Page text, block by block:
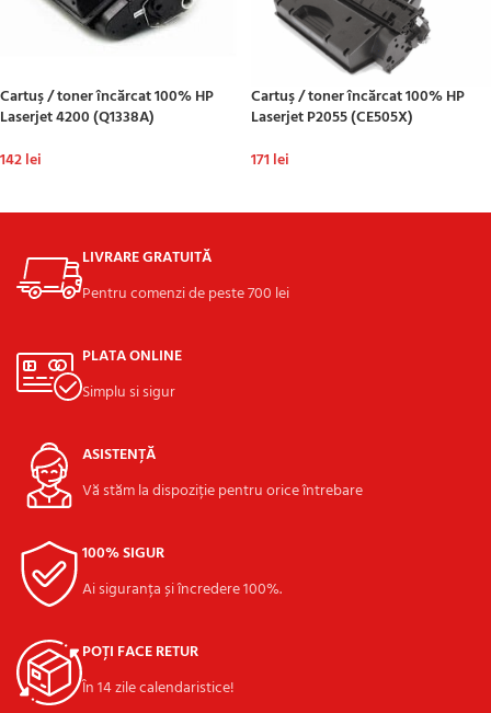
Cartuş / toner încărcat 100% HP
Laserjet 4200 (Q1338A)
142lei
Cartuş / toner încărcat 100% HP
Laserjet P2055 (CE505X)
171 lei
LIVRARE GRATUITĂ
Pentru comenzi de peste 700 lei
PLATA ONLINE
Simplu si sigur
ASISTENȚĂ
Vă stăm la dispoziție pentru orice întrebare
100% SIGUR
Ai siguranța și încredere 100%.
POȚI FACE RETUR
În 14 zile calendaristice!